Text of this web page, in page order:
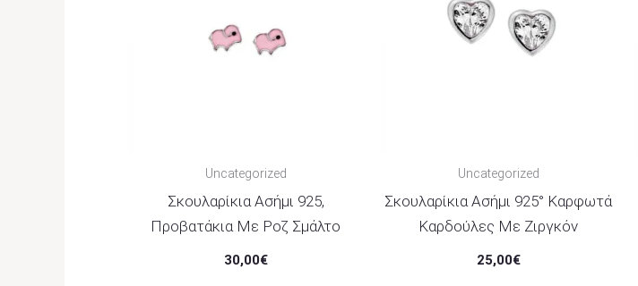
Uncategorized
Σκουλαρίκια Ασήμι 925,
Προβατάκια Με Ροζ Σμάλτο
30,00€
Uncategorized
Σκουλαρίκια Ασήμι 925° Καρφωτά
Καρδούλες Με Ζιργκόν
25,00€